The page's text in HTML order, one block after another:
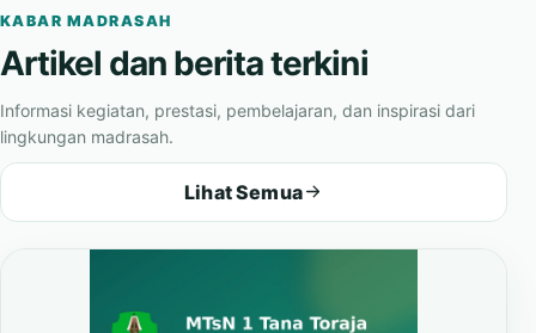
KABAR MADRASAH
Artikel dan berita terkini
Informasi kegiatan, prestasi, pembelajaran, dan inspirasi dari
lingkungan madrasah.
Lihat Semua